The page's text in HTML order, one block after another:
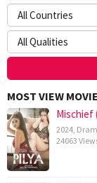
MOST VIEW
Mischief
2024
24063